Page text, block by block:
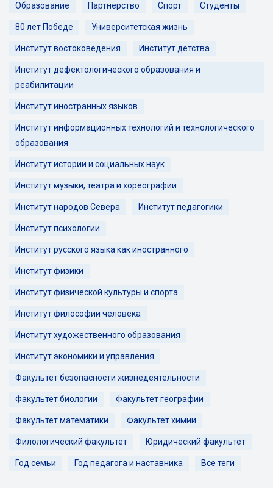
Образование Партнерство Спорт Студенты
80 лет Победе Университетская жизнь
Институт востоковедения Институт детства
Институт дефектологического образования и
реабилитации
Институт иностранных языков
Институт информационных технологий и технологического
образования
Институт истории и социальных наук
Институт музыки, театра и хореографии
Институт народов Севера Институт педагогики
Институт психологии
Институт русского языка как иностранного
Институт физики
Институт физической культуры и спорта
Институт философии человека
Институт художественного образования
Институт экономики и управления
Факультет безопасности жизнедеятельности
Факультет биологии Факультет географии
Факультет математики Факультет химии
Филологический факультет Юридический факультет
Год семьи Год педагога и наставника Все теги